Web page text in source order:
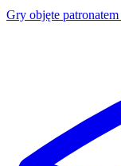
Gry objęte patronatem